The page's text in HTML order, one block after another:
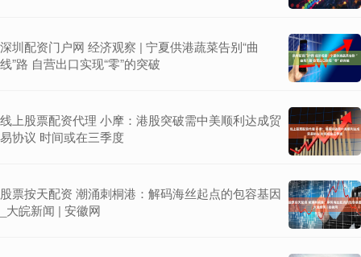
深圳配资门户网 经济观察 | 宁夏供港蔬菜告别“曲
线”路 自营出口实现“零”的突破
线上股票配资代理 小摩：港股突破需中美顺利达成贸
易协议 时间或在三季度
股票按天配资 潮涌刺桐港：解码海丝起点的包容基因
_大皖新闻 | 安徽网